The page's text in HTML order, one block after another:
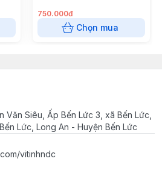
Từ 5-60 nhân viên
- Dữ liệu lưu trong
(DRB022/B027)
750.000đ
Chọn mua
Văn Siêu, Ấp Bến Lức 3, xã Bến Lức,
Lức, Long An - Huyện Bến Lức
vitinhndc